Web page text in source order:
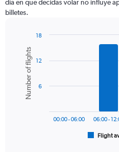
The
chart
axis
displaying
values.
Range:
día en que decidas volar no influye
billetes.
chart
with
bars.
The
Chart
graphic.
Number of flights
Flight
00:00 - 06:00 06:00 -
6
12
18